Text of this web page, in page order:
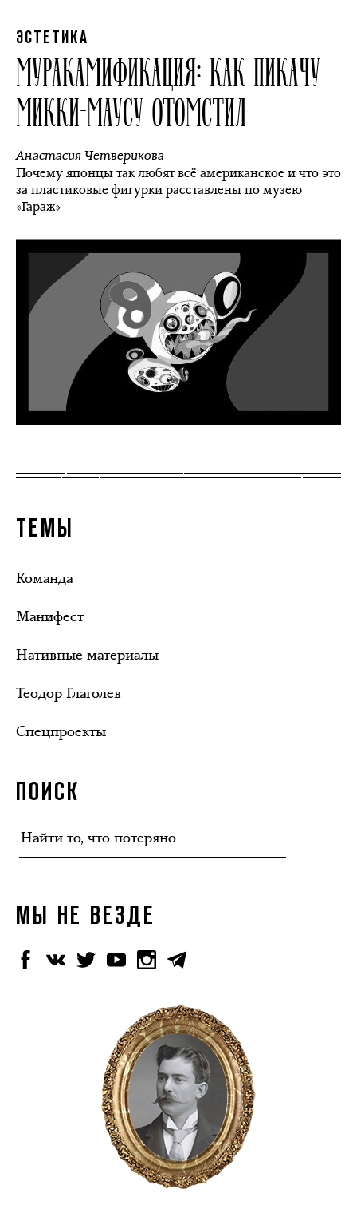
ЭСТЕТИКА
МУРАКАМИФИКАЦИЯ: КАК ПИКАЧУ
МИККИ-МАУСУ ОТОМСТИЛ
Анастасия Четверикова
Почему японцы так любят всё американское и что это
за пластиковые фигурки расставлены по музею
«Гараж»
ТЕМЫ
Команда
Манифест
Нативные материалы
Теодор Глаголев
Спецпроекты
ПОИСК
МЫ НЕ ВЕЗДЕ